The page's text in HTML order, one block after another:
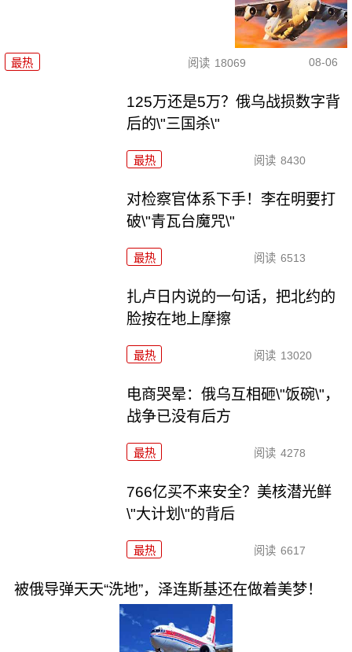
最热 阅读 18069 08-06
125万还是5万？俄乌战损数字背
后的\"三国杀\"
最热 阅读 8430
对检察官体系下手！李在明要打
破\"青瓦台魔咒\"
最热 阅读 6513
扎卢日内说的一句话，把北约的
脸按在地上摩擦
最热 阅读 13020
电商哭晕：俄乌互相砸\"饭碗\"，
战争已没有后方
最热 阅读 4278
766亿买不来安全？美核潜光鲜
\"大计划\"的背后
最热 阅读 6617
被俄导弹天天“洗地”，泽连斯基还在做着美梦！